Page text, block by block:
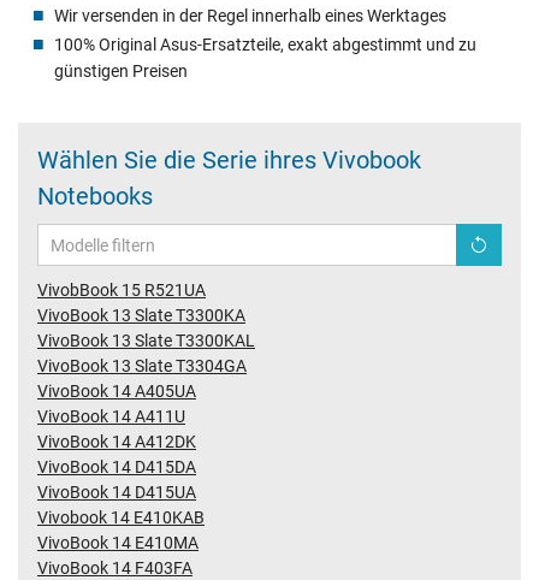
Wir versenden in der Regel innerhalb eines Werktages
100% Original Asus-Ersatzteile, exakt abgestimmt und zu
günstigen Preisen
Wählen Sie die Serie ihres Vivobook
Notebooks
VivobBook 15 R521UA
VivoBook 13 Slate T3300KA
VivoBook 13 Slate T3300KAL
VivoBook 13 Slate T3304GA
VivoBook 14 A405UA
VivoBook 14 A411U
VivoBook 14 A412DK
VivoBook 14 D415DA
VivoBook 14 D415UA
Vivobook 14 E410KAB
VivoBook 14 E410MA
VivoBook 14 F403FA